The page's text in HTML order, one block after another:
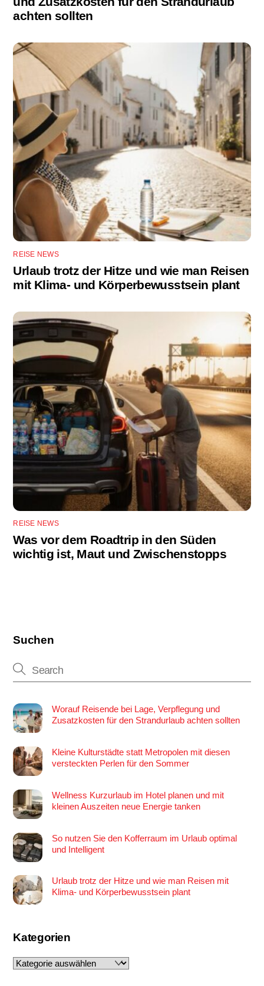
achten sollten
REISE NEWS
Urlaub trotz der Hitze und wie man Reisen
mit Klima- und Körperbewusstsein plant
REISE NEWS
Was vor dem Roadtrip in den Süden
wichtig ist, Maut und Zwischenstopps
Suchen
Worauf Reisende bei Lage, Verpflegung und
Zusatzkosten für den Strandurlaub achten sollten
Kleine Kulturstädte statt Metropolen mit diesen
versteckten Perlen für den Sommer
Wellness Kurzurlaub im Hotel planen und mit
kleinen Auszeiten neue Energie tanken
So nutzen Sie den Kofferraum im Urlaub optimal
und Intelligent
Urlaub trotz der Hitze und wie man Reisen mit
Klima- und Körperbewusstsein plant
Kategorien
Kategorien